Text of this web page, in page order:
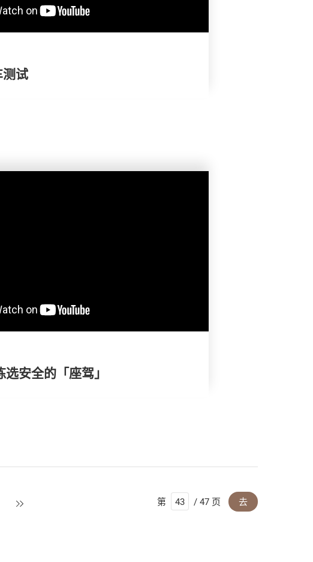
试
安全的「座驾」
下一页 第 / 47 页 去